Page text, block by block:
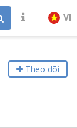
VI
Theo dõi